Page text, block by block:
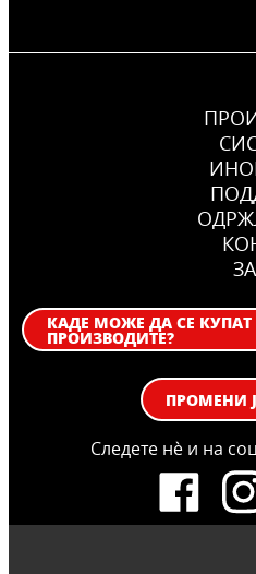
КАДЕ МОЖЕ ДА СЕ КУПАТ
ПРОИЗВОДИТЕ?
ПРОМЕНИ
Следете нѐ и на